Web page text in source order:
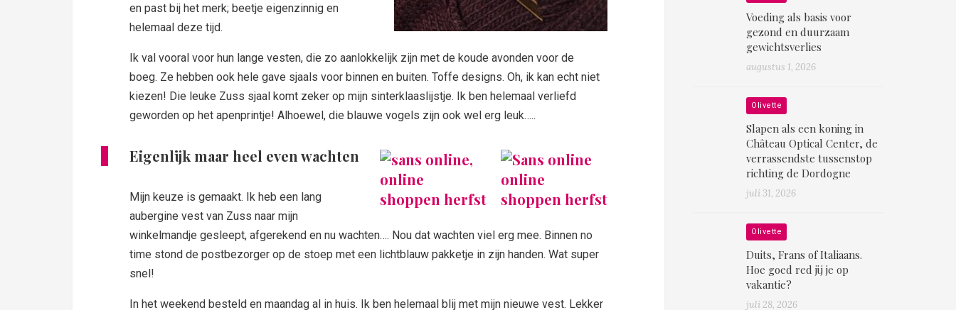
en past bij het merk; beetje eigenzinnig en
helemaal deze tijd.
Ik val vooral voor hun lange vesten, die zo aanlokkelijk zijn met de koude avonden voor de
boeg. Ze hebben ook hele gave sjaals voor binnen en buiten. Toffe designs. Oh, ik kan echt niet
kiezen! Die leuke Zuss sjaal komt zeker op mijn sinterklaaslijstje. Ik ben helemaal verliefd
geworden op het apenprintje! Alhoewel, die blauwe vogels zijn ook wel erg leuk…..
Eigenlijk maar heel even wachten
Mijn keuze is gemaakt. Ik heb een lang
aubergine vest van Zuss naar mijn
winkelmandje gesleept, afgerekend en nu wachten…. Nou dat wachten viel erg mee. Binnen no
time stond de postbezorger op de stoep met een lichtblauw pakketje in zijn handen. Wat super
snel!
In het weekend besteld en maandag al in huis. Ik ben helemaal blij met mijn nieuwe vest. Lekker
Voeding als basis voor
gezond en duurzaam
gewichtsverlies
augustus 1, 2026
Olivette
Slapen als een koning in
Château Optical Center, de
verrassendste tussenstop
richting de Dordogne
juli 31, 2026
Olivette
Duits, Frans of Italiaans.
Hoe goed red jij je op
vakantie?
juli 28, 2026